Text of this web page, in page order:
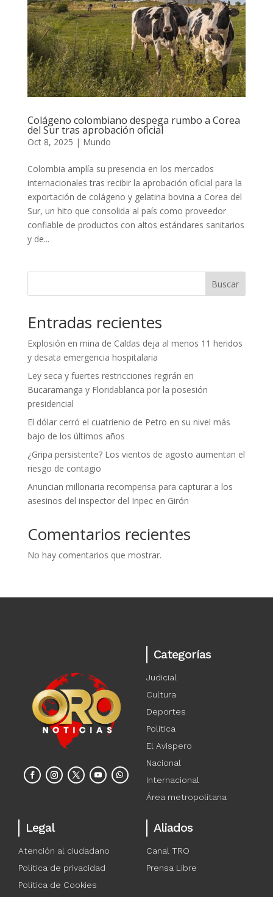
Colágeno colombiano despega rumbo a Corea
del Sur tras aprobación oficial
Oct 8, 2025 | Mundo
Colombia amplía su presencia en los mercados
internacionales tras recibir la aprobación oficial para la
exportación de colágeno y gelatina bovina a Corea del
Sur, un hito que consolida al país como proveedor
confiable de productos con altos estándares sanitarios
y de...
Buscar
Entradas recientes
Explosión en mina de Caldas deja al menos 11 heridos
y desata emergencia hospitalaria
Ley seca y fuertes restricciones regirán en
Bucaramanga y Floridablanca por la posesión
presidencial
El dólar cerró el cuatrienio de Petro en su nivel más
bajo de los últimos años
¿Gripa persistente? Los vientos de agosto aumentan el
riesgo de contagio
Anuncian millonaria recompensa para capturar a los
asesinos del inspector del Inpec en Girón
Comentarios recientes
No hay comentarios que mostrar.
Categorías
Judicial
Cultura
Deportes
Política
El Avispero
Nacional
Internacional
Área metropolitana
Legal
Atención al ciudadano
Política de privacidad
Política de Cookies
Aliados
Canal TRO
Prensa Libre